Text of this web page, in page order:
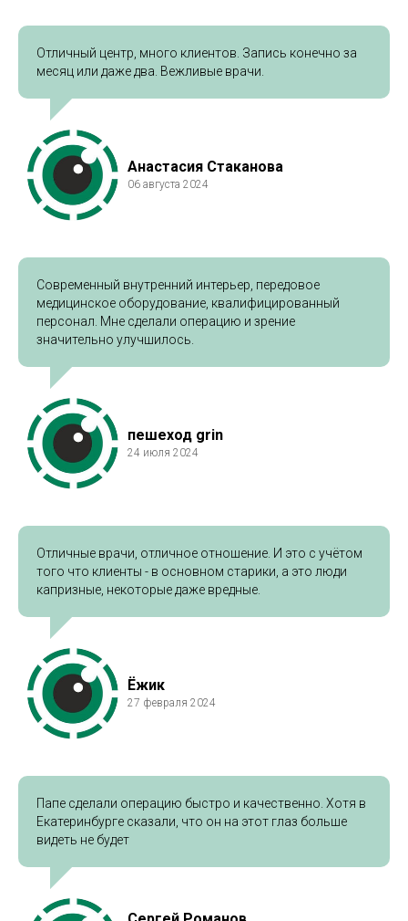
Отличный центр, много клиентов. Запись конечно за
месяц или даже два. Вежливые врачи.
Анастасия Стаканова
06 августа 2024
Современный внутренний интерьер, передовое
медицинское оборудование, квалифицированный
персонал. Мне сделали операцию и зрение
значительно улучшилось.
пешеход grin
24 июля 2024
Отличные врачи, отличное отношение. И это с учётом
того что клиенты - в основном старики, а это люди
капризные, некоторые даже вредные.
Ёжик
27 февраля 2024
Папе сделали операцию быстро и качественно. Хотя в
Екатеринбурге сказали, что он на этот глаз больше
видеть не будет